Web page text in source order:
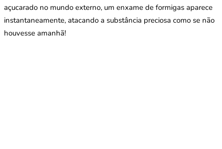
açucarado no mundo externo, um enxame de formigas aparece
instantaneamente, atacando a substância preciosa como se não
houvesse amanhã!